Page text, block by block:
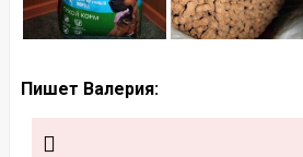
Пишет Валерия: